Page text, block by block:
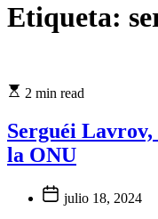
Etiqueta:
2 min read
Serguéi Lavrov,
la ONU
julio 18, 2024